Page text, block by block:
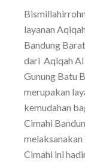
layanan
Bandung
dari Aqiqah Al
Gunung Batu
merupakan
kemudahan
Cimahi
melaksanakan
Cimahi ini